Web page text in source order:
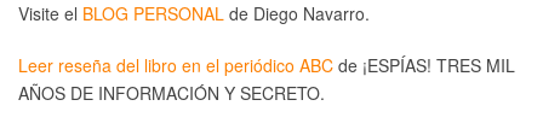
Visite el BLOG PERSONAL de Diego Navarro.
Leer reseña del libro en el periódico ABC de ¡ESPÍAS! TRES MIL
AÑOS DE INFORMACIÓN Y SECRETO.